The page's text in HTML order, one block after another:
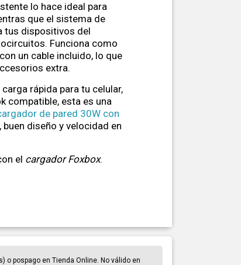
lo hace ideal para
que el sistema de
tus dispositivos del
Funciona como
un cable incluido, lo que
extra.
rápida para tu celular,
compatible, esta es una
de pared 30W con
diseño y velocidad en
el cargador Foxbox.
pospago en Tienda Online. No válido en